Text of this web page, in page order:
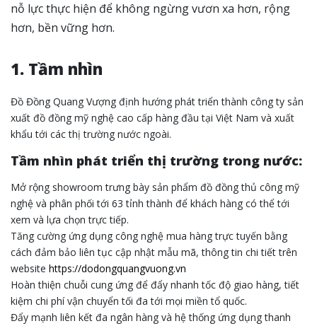
nỗ lực thực hiện để không ngừng vươn xa hơn, rộng
hơn, bền vững hơn.
1. Tầm nhìn
Đồ Đồng Quang Vượng định hướng phát triển thành công ty sản
xuất đồ đồng mỹ nghệ cao cấp hàng đầu tại Việt Nam và xuất
khẩu tới các thị trường nước ngoài.
Tầm nhìn phát triển thị trường trong nước:
Mở rộng showroom trưng bày sản phẩm đồ đồng thủ công mỹ
nghệ và phân phối tới 63 tỉnh thành để khách hàng có thể tới
xem và lựa chọn trực tiếp.
Tăng cường ứng dụng công nghệ mua hàng trực tuyến bằng
cách đảm bảo liên tục cập nhật mẫu mã, thông tin chi tiết trên
website https://dodongquangvuong.vn
Hoàn thiện chuỗi cung ứng để đẩy nhanh tốc độ giao hàng, tiết
kiệm chi phí vận chuyển tối đa tới mọi miền tổ quốc.
Đẩy mạnh liên kết đa ngân hàng và hệ thống ứng dụng thanh